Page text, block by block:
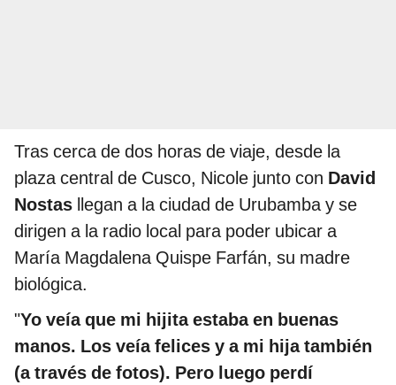
Tras cerca de dos horas de viaje, desde la
plaza central de Cusco, Nicole junto con David
Nostas llegan a la ciudad de Urubamba y se
dirigen a la radio local para poder ubicar a
María Magdalena Quispe Farfán, su madre
biológica.
"Yo veía que mi hijita estaba en buenas
manos. Los veía felices y a mi hija también
(a través de fotos). Pero luego perdí